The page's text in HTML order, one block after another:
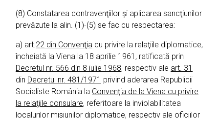
(8) Constatarea contravenţiilor şi aplicarea sancţiunilor
prevăzute la alin. (1)-(5) se fac cu respectarea:
a) art.22 din Convenţia cu privire la relaţiile diplomatice,
încheiată la Viena la 18 aprilie 1961, ratificată prin
Decretul nr. 566 din 8 iulie 1968, respectiv ale art. 31
din Decretul nr. 481/1971 privind aderarea Republicii
Socialiste România la Convenţia de la Viena cu privire
la relaţiile consulare, referitoare la inviolabilitatea
localurilor misiunilor diplomatice, respectiv ale oficiilor